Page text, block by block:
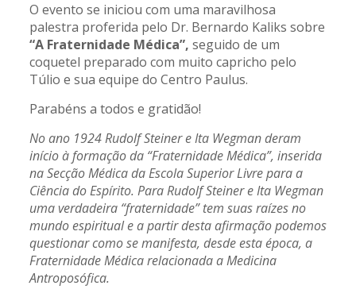
O evento se iniciou com uma maravilhosa
palestra proferida pelo Dr. Bernardo Kaliks sobre
“A Fraternidade Médica”, seguido de um
coquetel preparado com muito capricho pelo
Túlio e sua equipe do Centro Paulus.
Parabéns a todos e gratidão!
No ano 1924 Rudolf Steiner e Ita Wegman deram
início à formação da “Fraternidade Médica”, inserida
na Secção Médica da Escola Superior Livre para a
Ciência do Espírito. Para Rudolf Steiner e Ita Wegman
uma verdadeira “fraternidade” tem suas raízes no
mundo espiritual e a partir desta afirmação podemos
questionar como se manifesta, desde esta época, a
Fraternidade Médica relacionada a Medicina
Antroposófica.